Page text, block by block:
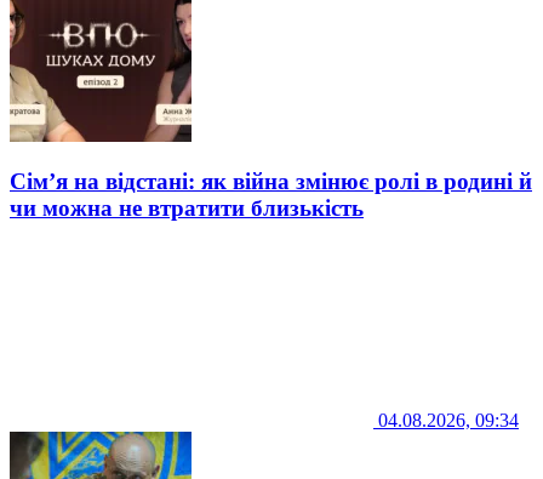
Сім’я на відстані: як війна змінює ролі в родині й
чи можна не втратити близькість
04.08.2026, 09:34